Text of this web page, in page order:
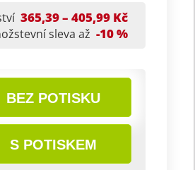
365,39 – 405,99 Kč
sleva až -10 %
BEZ POTISKU
S POTISKEM